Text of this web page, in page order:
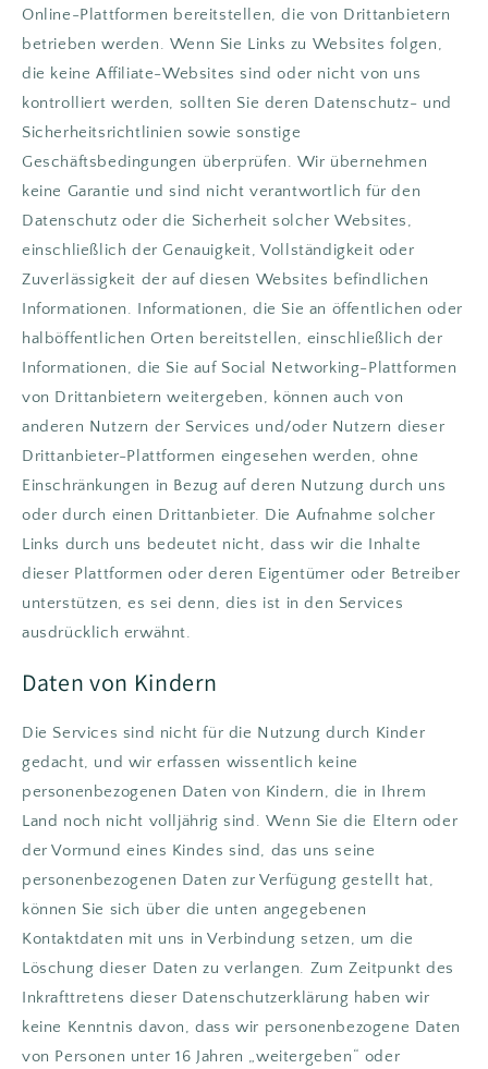
Online-Plattformen bereitstellen, die von Drittanbietern
betrieben werden. Wenn Sie Links zu Websites folgen,
die keine Affiliate-Websites sind oder nicht von uns
kontrolliert werden, sollten Sie deren Datenschutz- und
Sicherheitsrichtlinien sowie sonstige
Geschäftsbedingungen überprüfen. Wir übernehmen
keine Garantie und sind nicht verantwortlich für den
Datenschutz oder die Sicherheit solcher Websites,
einschließlich der Genauigkeit, Vollständigkeit oder
Zuverlässigkeit der auf diesen Websites befindlichen
Informationen. Informationen, die Sie an öffentlichen oder
halböffentlichen Orten bereitstellen, einschließlich der
Informationen, die Sie auf Social Networking-Plattformen
von Drittanbietern weitergeben, können auch von
anderen Nutzern der Services und/oder Nutzern dieser
Drittanbieter-Plattformen eingesehen werden, ohne
Einschränkungen in Bezug auf deren Nutzung durch uns
oder durch einen Drittanbieter. Die Aufnahme solcher
Links durch uns bedeutet nicht, dass wir die Inhalte
dieser Plattformen oder deren Eigentümer oder Betreiber
unterstützen, es sei denn, dies ist in den Services
ausdrücklich erwähnt.
Daten von Kindern
Die Services sind nicht für die Nutzung durch Kinder
gedacht, und wir erfassen wissentlich keine
personenbezogenen Daten von Kindern, die in Ihrem
Land noch nicht volljährig sind. Wenn Sie die Eltern oder
der Vormund eines Kindes sind, das uns seine
personenbezogenen Daten zur Verfügung gestellt hat,
können Sie sich über die unten angegebenen
Kontaktdaten mit uns in Verbindung setzen, um die
Löschung dieser Daten zu verlangen. Zum Zeitpunkt des
Inkrafttretens dieser Datenschutzerklärung haben wir
keine Kenntnis davon, dass wir personenbezogene Daten
von Personen unter 16 Jahren „weitergeben“ oder